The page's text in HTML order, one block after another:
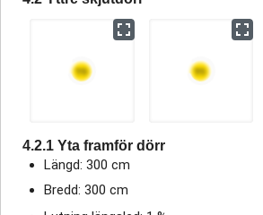
4.2.1 Yta framför dörr
Längd: 300 cm
Bredd: 300 cm